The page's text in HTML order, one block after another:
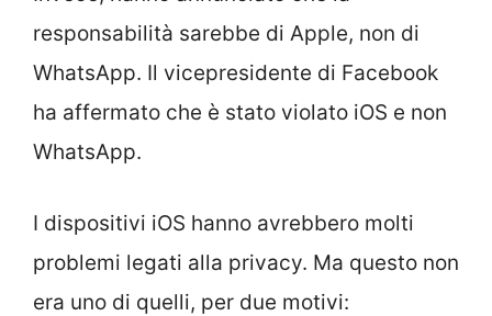
responsabilità sarebbe di Apple, non di
WhatsApp. Il vicepresidente di Facebook
ha affermato che è stato violato iOS e non
WhatsApp.
I dispositivi iOS hanno avrebbero molti
problemi legati alla privacy. Ma questo non
era uno di quelli, per due motivi: